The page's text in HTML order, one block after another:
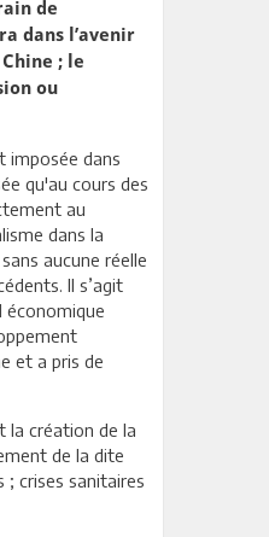
de
dans l’avenir
; le
ou
imposée dans
qu'au cours des
au
dans la
aucune réelle
Il s’agit
économique
et a pris de
la création de la
de la dite
; crises sanitaires